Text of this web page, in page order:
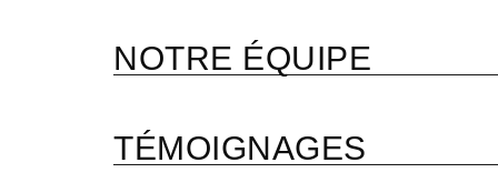
NOTRE ÉQUIPE
TÉMOIGNAGES